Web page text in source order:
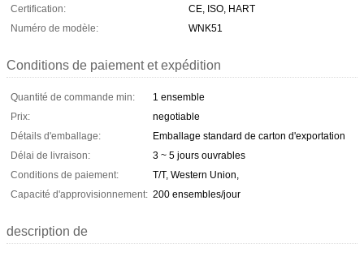
Certification:
CE, ISO, HART
Numéro de modèle:
WNK51
Conditions de paiement et expédition
Quantité de commande min:
1 ensemble
Prix:
negotiable
Détails d'emballage:
Emballage standard de carton d'exportation
Délai de livraison:
3 ~ 5 jours ouvrables
Conditions de paiement:
T/T, Western Union,
Capacité d'approvisionnement: 200 ensembles/jour
description de